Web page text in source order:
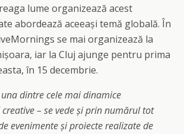
lume organizează acest
abordează aceeași temă globală. În
se mai organizează la
iar la Cluj ajunge pentru prima
în 15 decembrie.
dintre cele mai dinamice
– se vede și prin numărul tot
evenimente și proiecte realizate de